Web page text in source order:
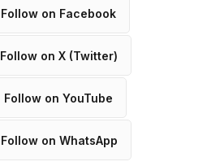
Follow on Facebook
Follow on X (Twitter)
Follow on YouTube
Follow on WhatsApp